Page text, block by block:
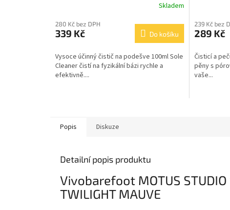
Skladem
280 Kč bez DPH
339 Kč Do košíku
Vysoce účinný čistič na podešve 100ml Sole
Cleaner čistí na fyzikální bázi rychle a
efektivně....
239 Kč bez
289 Kč
Čisticí a
pěny s
vaše...
Popis Diskuze
Detailní popis produktu
Vivobarefoot MOTUS STUDIO
TWILIGHT MAUVE